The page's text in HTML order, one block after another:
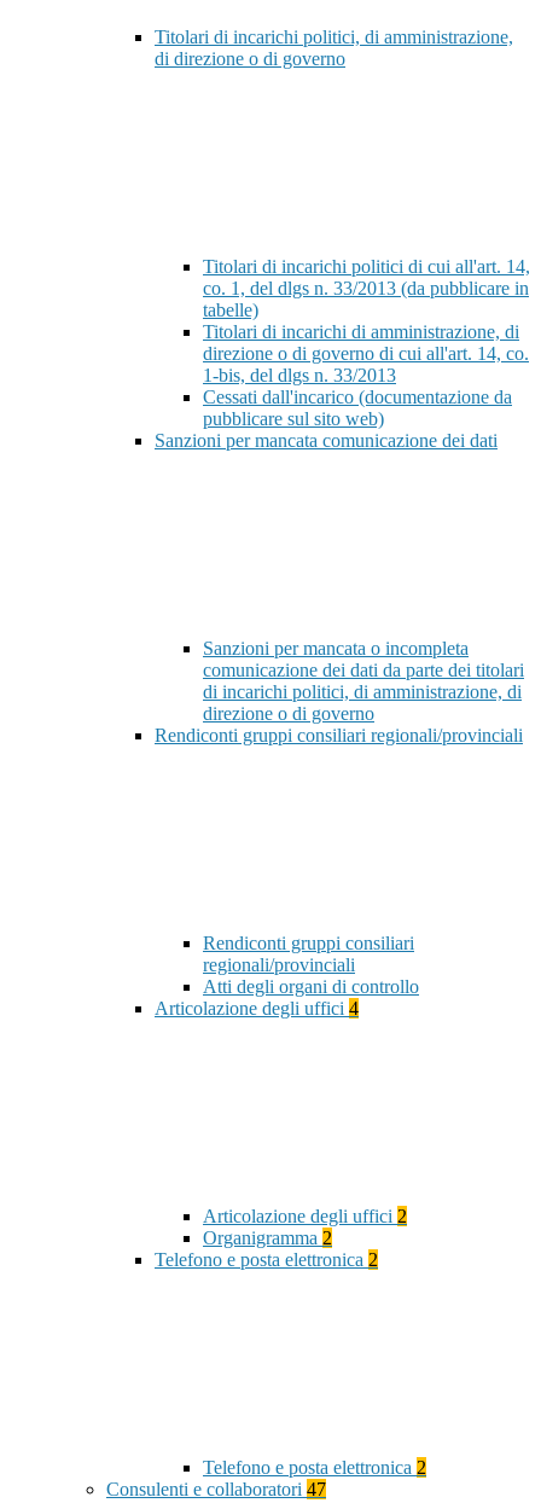
Titolari di incarichi politici, di amministrazione,
di direzione o di governo
Titolari di incarichi politici di cui all'art. 14,
co. 1, del dlgs n. 33/2013 (da pubblicare in
tabelle)
Titolari di incarichi di amministrazione, di
direzione o di governo di cui all'art. 14, co.
1-bis, del dlgs n. 33/2013
Cessati dall'incarico (documentazione da
pubblicare sul sito web)
Sanzioni per mancata comunicazione dei dati
Sanzioni per mancata o incompleta
comunicazione dei dati da parte dei titolari
di incarichi politici, di amministrazione, di
direzione o di governo
Rendiconti gruppi consiliari regionali/provinciali
Rendiconti gruppi consiliari
regionali/provinciali
Atti degli organi di controllo
Articolazione degli uffici 4
Articolazione degli uffici 2
Organigramma 2
Telefono e posta elettronica 2
Telefono e posta elettronica 2
Consulenti e collaboratori 47